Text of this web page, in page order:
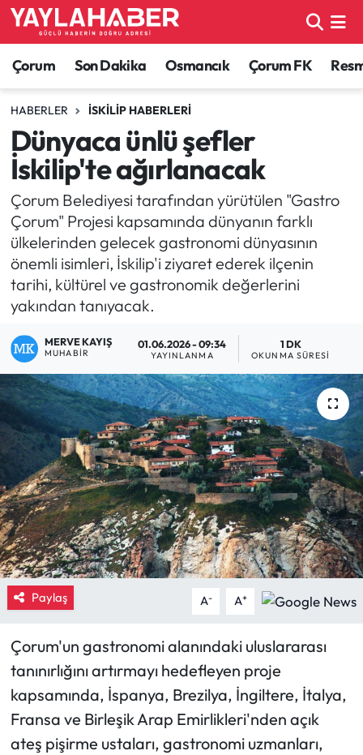
Çorum Son Dakika Osmancık Çorum FK
HABERLER İSKILIP HABERLERI
Dünyaca ünlü şefler
İskilip'te ağırlanacak
Çorum Belediyesi tarafından yürütülen "Gastro
Çorum" Projesi kapsamında dünyanın farklı
ülkelerinden gelecek gastronomi dünyasının
önemli isimleri, İskilip'i ziyaret ederek ilçenin
tarihi, kültürel ve gastronomik değerlerini
yakından tanıyacak.
MERVE KAYIŞ
MUHABIR
01.06.2026 - 09:34
YAYINLANMA
1 DK
OKUNMA SÜRESI
Paylaş A- A+
Çorum'un gastronomi alanındaki uluslararası
tanınırlığını artırmayı hedefleyen proje
kapsamında, İspanya, Brezilya, İngiltere, İtalya,
Fransa ve Birleşik Arap Emirlikleri'nden açık
ateş pişirme ustaları, gastronomi uzmanları,
Alaca Haberleri
Bayat Haberleri
Bilgi - Keşfet Haberleri
Bilim ve Teknoloji
Boğazkale Haberleri
Çorum Haberleri
Çorum Son Dakika Haberleri
Dodurga Haberleri
Eğitim
Ekonomi
Güncel
İskilip Haberleri
Kargı Haberleri
Kimdir?
Kültür Sanat
Laçin Haberleri
Magazin
Çorum Nöbetçi Eczaneler
Çorum Hava Durumu
Çorum Namaz Vakitleri
Çorum Trafik Yoğunluk Haritası
TFF 1.Lig Puan Durumu ve Fikstür
Tüm Manşetler
Son Dakika Haberleri
Haber Arşivi